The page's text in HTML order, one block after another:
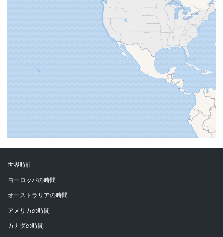
世界時計
ヨーロッパの時間
オーストラリアの時間
アメリカの時間
カナダの時間